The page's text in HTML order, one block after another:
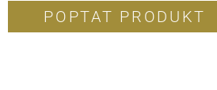
POPTAT PRODUKT